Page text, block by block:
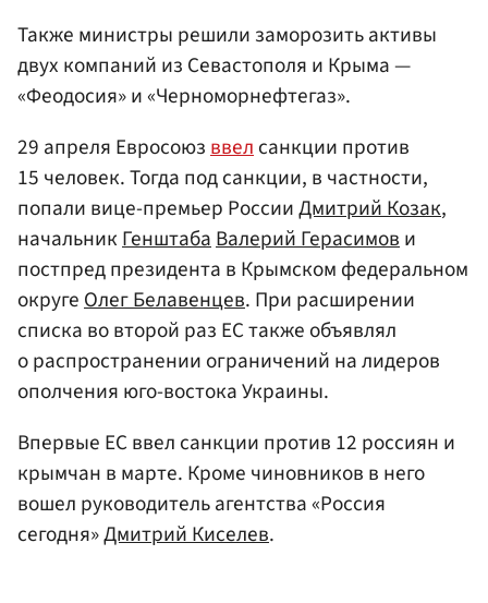
Также министры решили заморозить активы
двух компаний из Севастополя и Крыма —
«Феодосия» и «Черноморнефтегаз».
29 апреля Евросоюзввелсанкции против
15 человек. Тогда под санкции, в частности,
попали вице-премьер РоссииДмитрий Козак,
начальникГенштабаВалерий Герасимови
постпред президента в Крымском федеральном
округеОлег Белавенцев. При расширении
списка во второй раз ЕС также объявлял
о распространении ограничений на лидеров
ополчения юго-востока Украины.
Впервые ЕС ввел санкции против 12 россиян и
крымчан в марте. Кроме чиновников в него
вошел руководитель агентства «Россия
сегодня»Дмитрий Киселев.